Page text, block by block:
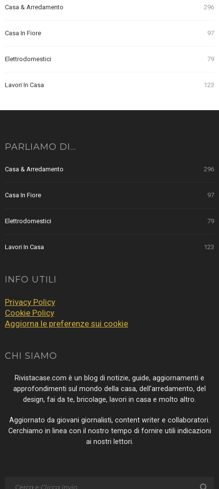
Casa & Arredamento 296
Casa In Fiore 97
Elettrodomestici 79
Lavori In Casa 123
PARLIAMO DI…
Casa & Arredamento 296
Casa In Fiore 97
Elettrodomestici 79
Lavori In Casa 123
INFO UTILI
Privacy Policy
Cookie Policy
Aggiorna le preferenze sui cookie
CHI SIAMO
Rivistacase.com è un blog di notizie, guide, aggiornamenti e
approfondimenti sul mondo della casa, dell’arredamento, del
design, fai da te, bricolage, lavori in casa e molto altro.
Aggiornato da giovani giornalisti, content writer e collaboratori.
Cerchiamo in linea con il nostro tempo di fornire utili indicazioni
ai nostri lettori.